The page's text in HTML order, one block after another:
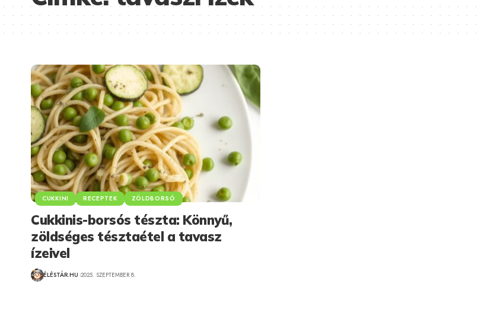
CUKKINI RECEPTEK ZÖLDBORSÓ
Cukkinis-borsós tészta: Könnyű,
zöldséges tésztaétel a tavasz
ízeivel
ÉLÉSTÁR.HU 2025. SZEPTEMBER 8.